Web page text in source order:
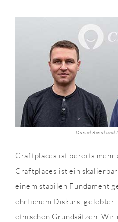
Daniel Bendl und
Craftplaces ist bereits mehr
Craftplaces ist ein
einem stabilen Fundament
ehrlichem Diskurs, gelebter
ethischen Grundsätzen. Wir